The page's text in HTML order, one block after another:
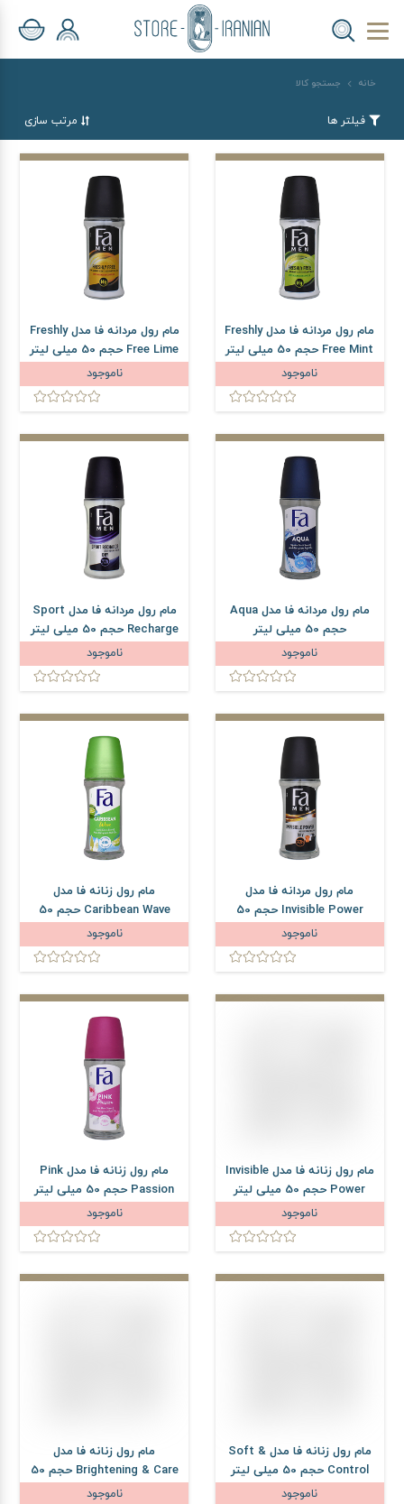
خانه جستجو کالا
فیلتر ها مرتب سازی
مام رول مردانه فا مدل Freshly
Free Mint حجم 50 میلی لیتر
ناموجود
مام رول مردانه فا مدل Freshly
Free Lime حجم 50 میلی لیتر
ناموجود
مام رول مردانه فا مدل Aqua
حجم 50 میلی لیتر
ناموجود
مام رول مردانه فا مدل Sport
Recharge حجم 50 میلی لیتر
ناموجود
مام رول مردانه فا مدل
Invisible Power حجم 50
میلی لیتر
ناموجود
مام رول زنانه فا مدل
Caribbean Wave حجم 50
میلی لیتر
ناموجود
مام رول زنانه فا مدل Invisible
Power حجم 50 میلی لیتر
ناموجود
مام رول زنانه فا مدل Pink
Passion حجم 50 میلی لیتر
ناموجود
مام رول زنانه فا مدل Soft &
Control حجم 50 میلی لیتر
ناموجود
مام رول زنانه فا مدل
Brightening & Care حجم 50
میلی لیتر
ناموجود